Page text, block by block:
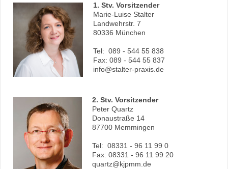
1. Stv. Vorsitzender
Marie-Luise Stalter
Landwehrstr. 7
80336 München
Tel: 089 - 544 55 838
Fax: 089 - 544 55 837
info@stalter-praxis.de
2. Stv. Vorsitzender
Peter Quartz
Donaustraße 14
87700 Memmingen
Tel: 08331 - 96 11 99 0
Fax: 08331 - 96 11 99 20
quartz@kjpmm.de